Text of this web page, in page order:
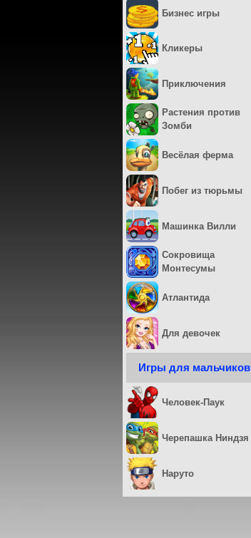
Бизнес игры
Кликеры
Приключения
Растения против
Зомби
Весёлая ферма
Побег из тюрьмы
Машинка Вилли
Сокровища
Монтесумы
Атлантида
Для девочек
Игры для мальчиков
Человек-Паук
Черепашка Ниндзя
Наруто